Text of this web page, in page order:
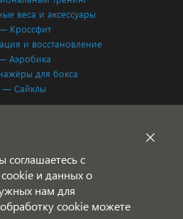
веса и аксессуары
Кроссфит
и восстановление
Аэробика
для бокса
— Сайклы
персональных данных
с
и данных о
нам для
cookie можете